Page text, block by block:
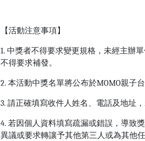
【活動注意事項】
1. 中獎者不得要求變更規格，未經主辦
不得要求補發。
2. 本活動中獎名單將公布於MOMO親子
3. 請正確填寫收件人姓名、電話及地址
4. 若因個人資料填寫疏漏或錯誤，導致
異議或要求轉讓予其他第三人或為其他任